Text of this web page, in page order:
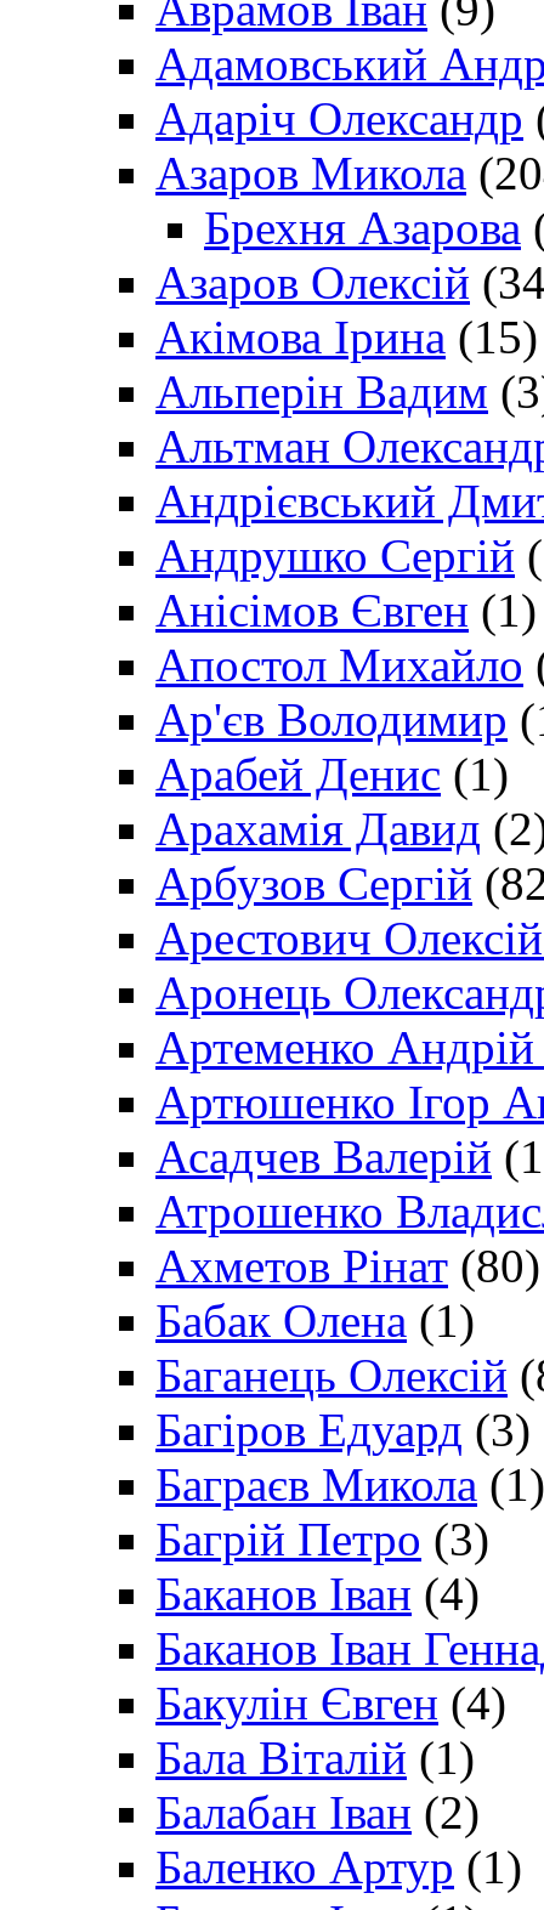
Адамовський
Адаріч Олександр
Азаров Микола
Брехня Азарова
Азаров Олексій
Акімова Ірина (15)
Альперін Вадим
Альтман
Андрієвський
Андрушко Сергій
Анісімов Євген (1)
Апостол Михайло
Ар'єв Володимир
Арабей Денис (1)
Арахамія Давид
Арбузов Сергій
Арестович
Аронець
Артеменко Андрій
Артюшенко Ігор
Асадчев Валерій
Атрошенко
Ахметов Рінат (80)
Бабак Олена (1)
Баганець Олексій
Багіров Едуард (3)
Баграєв Микола (1)
Багрій Петро (3)
Баканов Іван (4)
Баканов Іван
Бакулін Євген (4)
Бала Віталій (1)
Балабан Іван (2)
Баленко Артур (1)